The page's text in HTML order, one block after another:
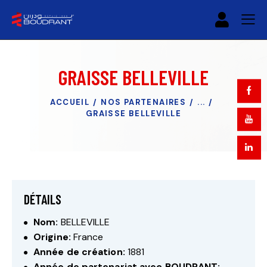
GRAISSE BELLEVILLE
ACCUEIL NOS PARTENAIRES
...
GRAISSE BELLEVILLE
DÉTAILS
Nom: BELLEVILLE
Origine: France
Année de création: 1881